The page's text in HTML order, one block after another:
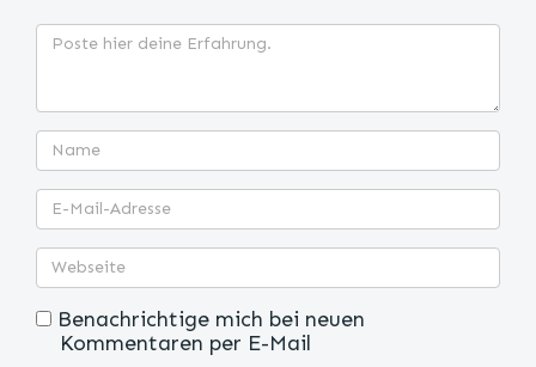
Benachrichtige mich bei neuen
Kommentaren per E-Mail